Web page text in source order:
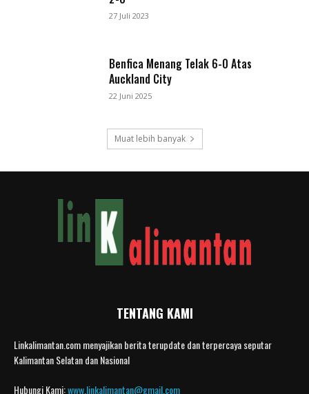
27 Juli 2023
Benfica Menang Telak 6-0 Atas
Auckland City
22 Juni 2025
Muat lebih banyak
TENTANG KAMI
Linkalimantan.com menyajikan berita terupdate dan terpercaya seputar
Kalimantan Selatan dan Nasional
Hubungi Kami:www.linkalimantan@gmail.com